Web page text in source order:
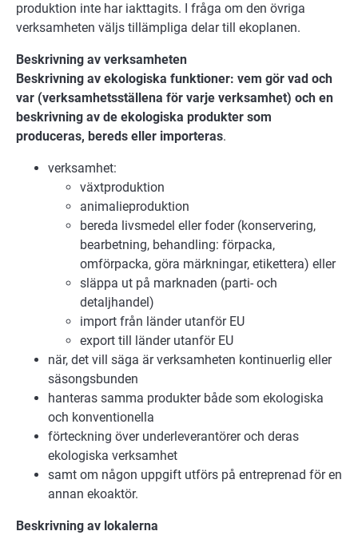
produktion inte har iakttagits. I fråga om den övriga
verksamheten väljs tillämpliga delar till ekoplanen.
Beskrivning av verksamheten
Beskrivning av ekologiska funktioner: vem gör vad och
var (verksamhetsställena för varje verksamhet) och en
beskrivning av de ekologiska produkter som
produceras, bereds eller importeras.
verksamhet:
växtproduktion
animalieproduktion
bereda livsmedel eller foder (konservering,
bearbetning, behandling: förpacka,
omförpacka, göra märkningar, etikettera) eller
släppa ut på marknaden (parti- och
detaljhandel)
import från länder utanför EU
export till länder utanför EU
när, det vill säga är verksamheten kontinuerlig eller
säsongsbunden
hanteras samma produkter både som ekologiska
och konventionella
förteckning över underleverantörer och deras
ekologiska verksamhet
samt om någon uppgift utförs på entreprenad för en
annan ekoaktör.
Beskrivning av lokalerna